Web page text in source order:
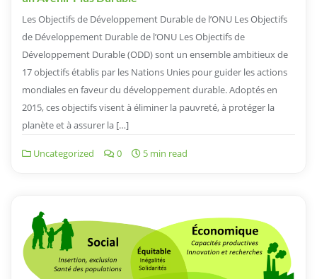
Les Objectifs de Développement Durable de l’ONU Les Objectifs
de Développement Durable de l’ONU Les Objectifs de
Développement Durable (ODD) sont un ensemble ambitieux de
17 objectifs établis par les Nations Unies pour guider les actions
mondiales en faveur du développement durable. Adoptés en
2015, ces objectifs visent à éliminer la pauvreté, à protéger la
planète et à assurer la […]
Uncategorized 0 5 min read